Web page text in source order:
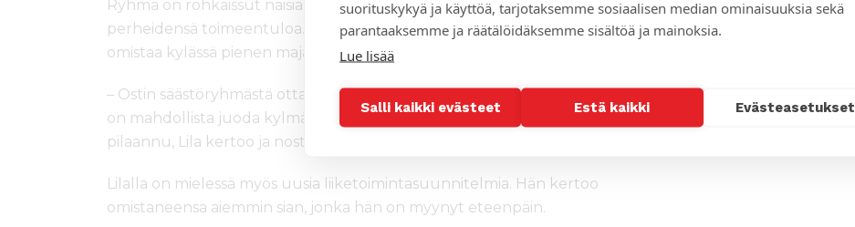
suorituskykyä ja käyttöä, tarjotaksemme sosiaalisen median ominaisuuksia sekä
parantaaksemme ja räätälöidäksemme sisältöä ja mainoksia.
Lue lisää
Salli kaikki evästeet Estä kaikki Evästeasetukset
Ryhmä on rohkaissut naisia pienyrittäjyyteen ja parantanut naisten sekä heidän
perheidensä toimeentuloa. Yksi säästöryhmän jäsenistä onLila Darlami, joka
omistaa kylässä pienen majatalon.
– Ostin säästöryhmästä ottamallani lainalla jääkaapin hotellini ravintolaan. Nyt
on mahdollista juoda kylmää vettä ja juomia, ja säilyttää ruokaa niin, ettei se
pilaannu, Lila kertoo ja nostaa pöydälle kylmiä virvoitusjuomapulloja.
Lilalla on mielessä myös uusia liiketoimintasuunnitelmia. Hän kertoo
omistaneensa aiemmin sian, jonka hän on myynyt eteenpäin.